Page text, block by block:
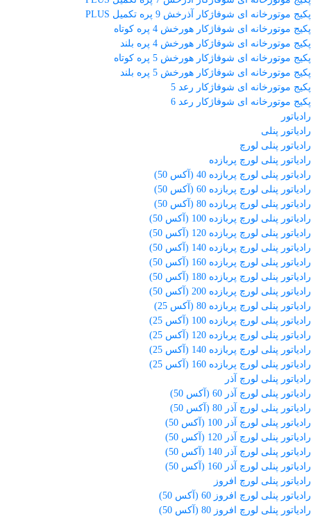
پکیج موتورخانه ای شوفاژکار آذرخش 9 پره تکمیل PLUS
پکیج موتورخانه ای شوفاژکار هورخش 4 پره کوتاه
پکیج موتورخانه ای شوفاژکار هورخش 4 پره بلند
پکیج موتورخانه ای شوفاژکار هورخش 5 پره کوتاه
پکیج موتورخانه ای شوفاژکار هورخش 5 پره بلند
پکیج موتورخانه ای شوفاژکار رعد 5
پکیج موتورخانه ای شوفاژکار رعد 6
رادیاتور
رادیاتور پنلی
رادیاتور پنلی لورچ
رادیاتور پنلی لورچ پربازده
رادیاتور پنلی لورچ پربازده 40 (آکس 50)
رادیاتور پنلی لورچ پربازده 60 (آکس 50)
رادیاتور پنلی لورچ پربازده 80 (آکس 50)
رادیاتور پنلی لورچ پربازده 100 (آکس 50)
رادیاتور پنلی لورچ پربازده 120 (آکس 50)
رادیاتور پنلی لورچ پربازده 140 (آکس 50)
رادیاتور پنلی لورچ پربازده 160 (آکس 50)
رادیاتور پنلی لورچ پربازده 180 (آکس 50)
رادیاتور پنلی لورچ پربازده 200 (آکس 50)
رادیاتور پنلی لورچ پربازده 80 (آکس 25)
رادیاتور پنلی لورچ پربازده 100 (آکس 25)
رادیاتور پنلی لورچ پربازده 120 (آکس 25)
رادیاتور پنلی لورچ پربازده 140 (آکس 25)
رادیاتور پنلی لورچ پربازده 160 (آکس 25)
رادیاتور پنلی لورچ آذر
رادیاتور پنلی لورچ آذر 60 (آکس 50)
رادیاتور پنلی لورچ آذر 80 (آکس 50)
رادیاتور پنلی لورچ آذر 100 (آکس 50)
رادیاتور پنلی لورچ آذر 120 (آکس 50)
رادیاتور پنلی لورچ آذر 140 (آکس 50)
رادیاتور پنلی لورچ آذر 160 (آکس 50)
رادیاتور پنلی لورچ افروز
رادیاتور پنلی لورچ افروز 60 (آکس 50)
رادیاتور پنلی لورچ افروز 80 (آکس 50)